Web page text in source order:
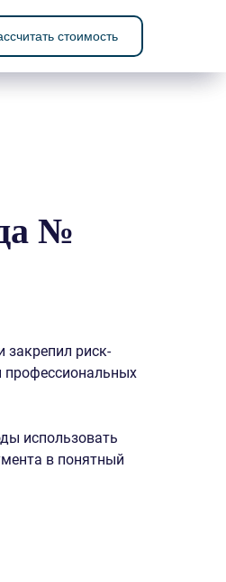
стоимость
№
закрепил риск-
профессиональных
использовать
в понятный